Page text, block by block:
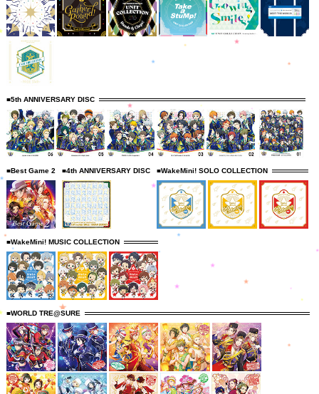
■5th ANNIVERSARY DISC
■Best Game 2 ■4th ANNIVERSARY DISC ■WakeMini! SOLO COLLECTION
■WakeMini! MUSIC COLLECTION
■WORLD TRE@SURE